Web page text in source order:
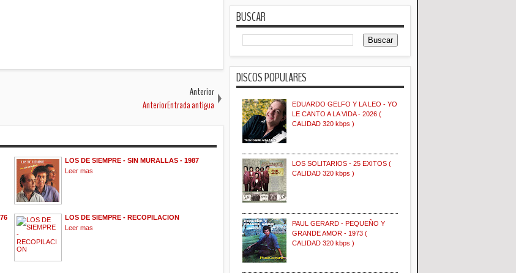
Anterior
AnteriorEntrada antigua
LOS DE SIEMPRE - SIN MURALLAS - 1987
Leer mas
LOS DE SIEMPRE - RECOPILACION
Leer mas
BUSCAR
DISCOS POPULARES
EDUARDO GELFO Y LA LEO - YO
LE CANTO A LA VIDA - 2026 (
CALIDAD 320 kbps )
LOS SOLITARIOS - 25 EXITOS (
CALIDAD 320 kbps )
PAUL GERARD - PEQUEÑO Y
GRANDE AMOR - 1973 (
CALIDAD 320 kbps )